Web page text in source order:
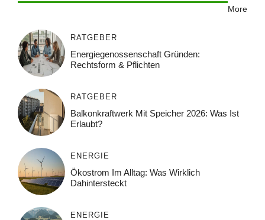
More
RATGEBER
Energiegenossenschaft Gründen:
Rechtsform & Pflichten
RATGEBER
Balkonkraftwerk Mit Speicher 2026: Was Ist
Erlaubt?
ENERGIE
Ökostrom Im Alltag: Was Wirklich
Dahintersteckt
ENERGIE